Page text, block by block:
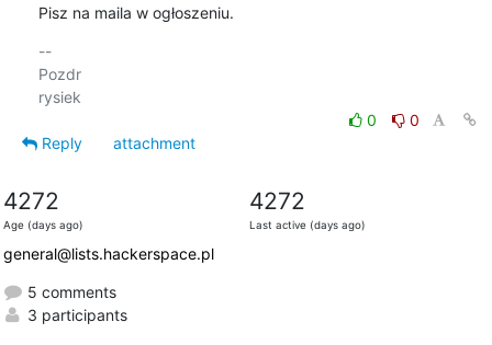
Pisz na maila w ogłoszeniu.
--
Pozdr
0
0
Reply
attachment
4272
Age (days ago)
4272
Last active (days ago)
general@lists.hackerspace.pl
5 comments
3 participants